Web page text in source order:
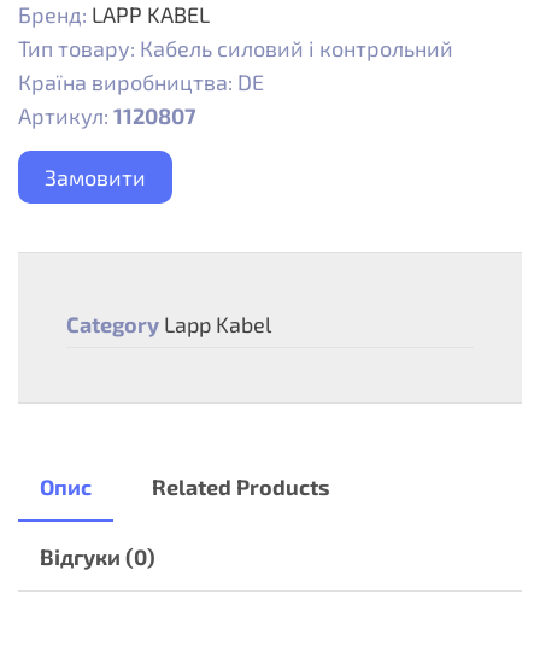
Бренд: LAPP KABEL
Тип товару: Кабель силовий і контрольний
Країна виробництва: DE
Артикул: 1120807
Замовити
Category Lapp Kabel
Опис Related Products
Відгуки (0)